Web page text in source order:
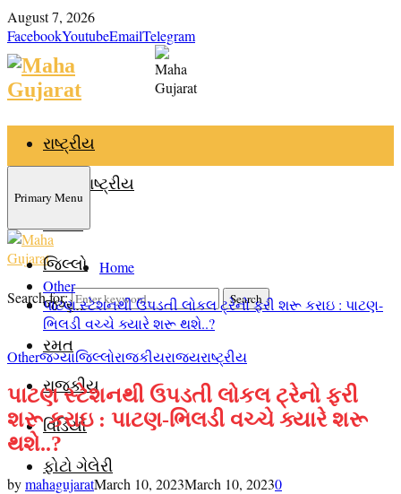
August 7, 2026
FacebookYoutubeEmailTelegram
રાષ્ટ્રીય
આંતરરાષ્ટ્રીય
જિલ્લો
જગ્યા
રમત
રાજકીય
વિડિયો
ફોટો ગેલેરી
Primary Menu
Search for: Search
Home
Other
પાટણ સ્ટેશનથી ઉપડતી લોકલ ટ્રેનો ફરી શરૂ કરાઇ : પાટણ-
ભિલડી વચ્ચે ક્યારે શરૂ થશે..?
Otherજગ્યાજિલ્લોરાજકીયરાજ્યરાષ્ટ્રીય
પાટણ સ્ટેશનથી ઉપડતી લોકલ ટ્રેનો ફરી
શરૂ કરાઇ : પાટણ-ભિલડી વચ્ચે ક્યારે શરૂ
થશે..?
bymahagujaratMarch 10, 2023March 10, 20230